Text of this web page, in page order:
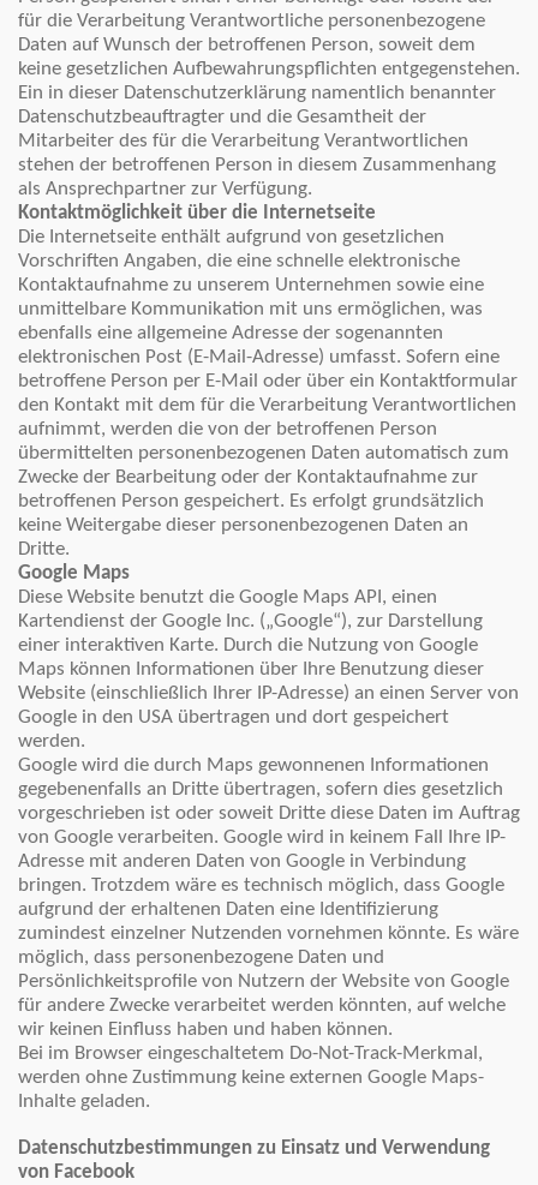
für die Verarbeitung Verantwortliche personenbezogene
Daten auf Wunsch der betroffenen Person, soweit dem
keine gesetzlichen Aufbewahrungspflichten entgegenstehen.
Ein in dieser Datenschutzerklärung namentlich benannter
Datenschutzbeauftragter und die Gesamtheit der
Mitarbeiter des für die Verarbeitung Verantwortlichen
stehen der betroffenen Person in diesem Zusammenhang
als Ansprechpartner zur Verfügung.
Kontaktmöglichkeit über die Internetseite
Die Internetseite enthält aufgrund von gesetzlichen
Vorschriften Angaben, die eine schnelle elektronische
Kontaktaufnahme zu unserem Unternehmen sowie eine
unmittelbare Kommunikation mit uns ermöglichen, was
ebenfalls eine allgemeine Adresse der sogenannten
elektronischen Post (E-Mail-Adresse) umfasst. Sofern eine
betroffene Person per E-Mail oder über ein Kontaktformular
den Kontakt mit dem für die Verarbeitung Verantwortlichen
aufnimmt, werden die von der betroffenen Person
übermittelten personenbezogenen Daten automatisch zum
Zwecke der Bearbeitung oder der Kontaktaufnahme zur
betroffenen Person gespeichert. Es erfolgt grundsätzlich
keine Weitergabe dieser personenbezogenen Daten an
Dritte.
Google Maps
Diese Website benutzt die Google Maps API, einen
Kartendienst der Google Inc. („Google“), zur Darstellung
einer interaktiven Karte. Durch die Nutzung von Google
Maps können Informationen über Ihre Benutzung dieser
Website (einschließlich Ihrer IP-Adresse) an einen Server von
Google in den USA übertragen und dort gespeichert
werden.
Google wird die durch Maps gewonnenen Informationen
gegebenenfalls an Dritte übertragen, sofern dies gesetzlich
vorgeschrieben ist oder soweit Dritte diese Daten im Auftrag
von Google verarbeiten. Google wird in keinem Fall Ihre IP-
Adresse mit anderen Daten von Google in Verbindung
bringen. Trotzdem wäre es technisch möglich, dass Google
aufgrund der erhaltenen Daten eine Identifizierung
zumindest einzelner Nutzenden vornehmen könnte. Es wäre
möglich, dass personenbezogene Daten und
Persönlichkeitsprofile von Nutzern der Website von Google
für andere Zwecke verarbeitet werden könnten, auf welche
wir keinen Einfluss haben und haben können.
Bei im Browser eingeschaltetem Do-Not-Track-Merkmal,
werden ohne Zustimmung keine externen Google Maps-
Inhalte geladen.
Datenschutzbestimmungen zu Einsatz und Verwendung
von Facebook